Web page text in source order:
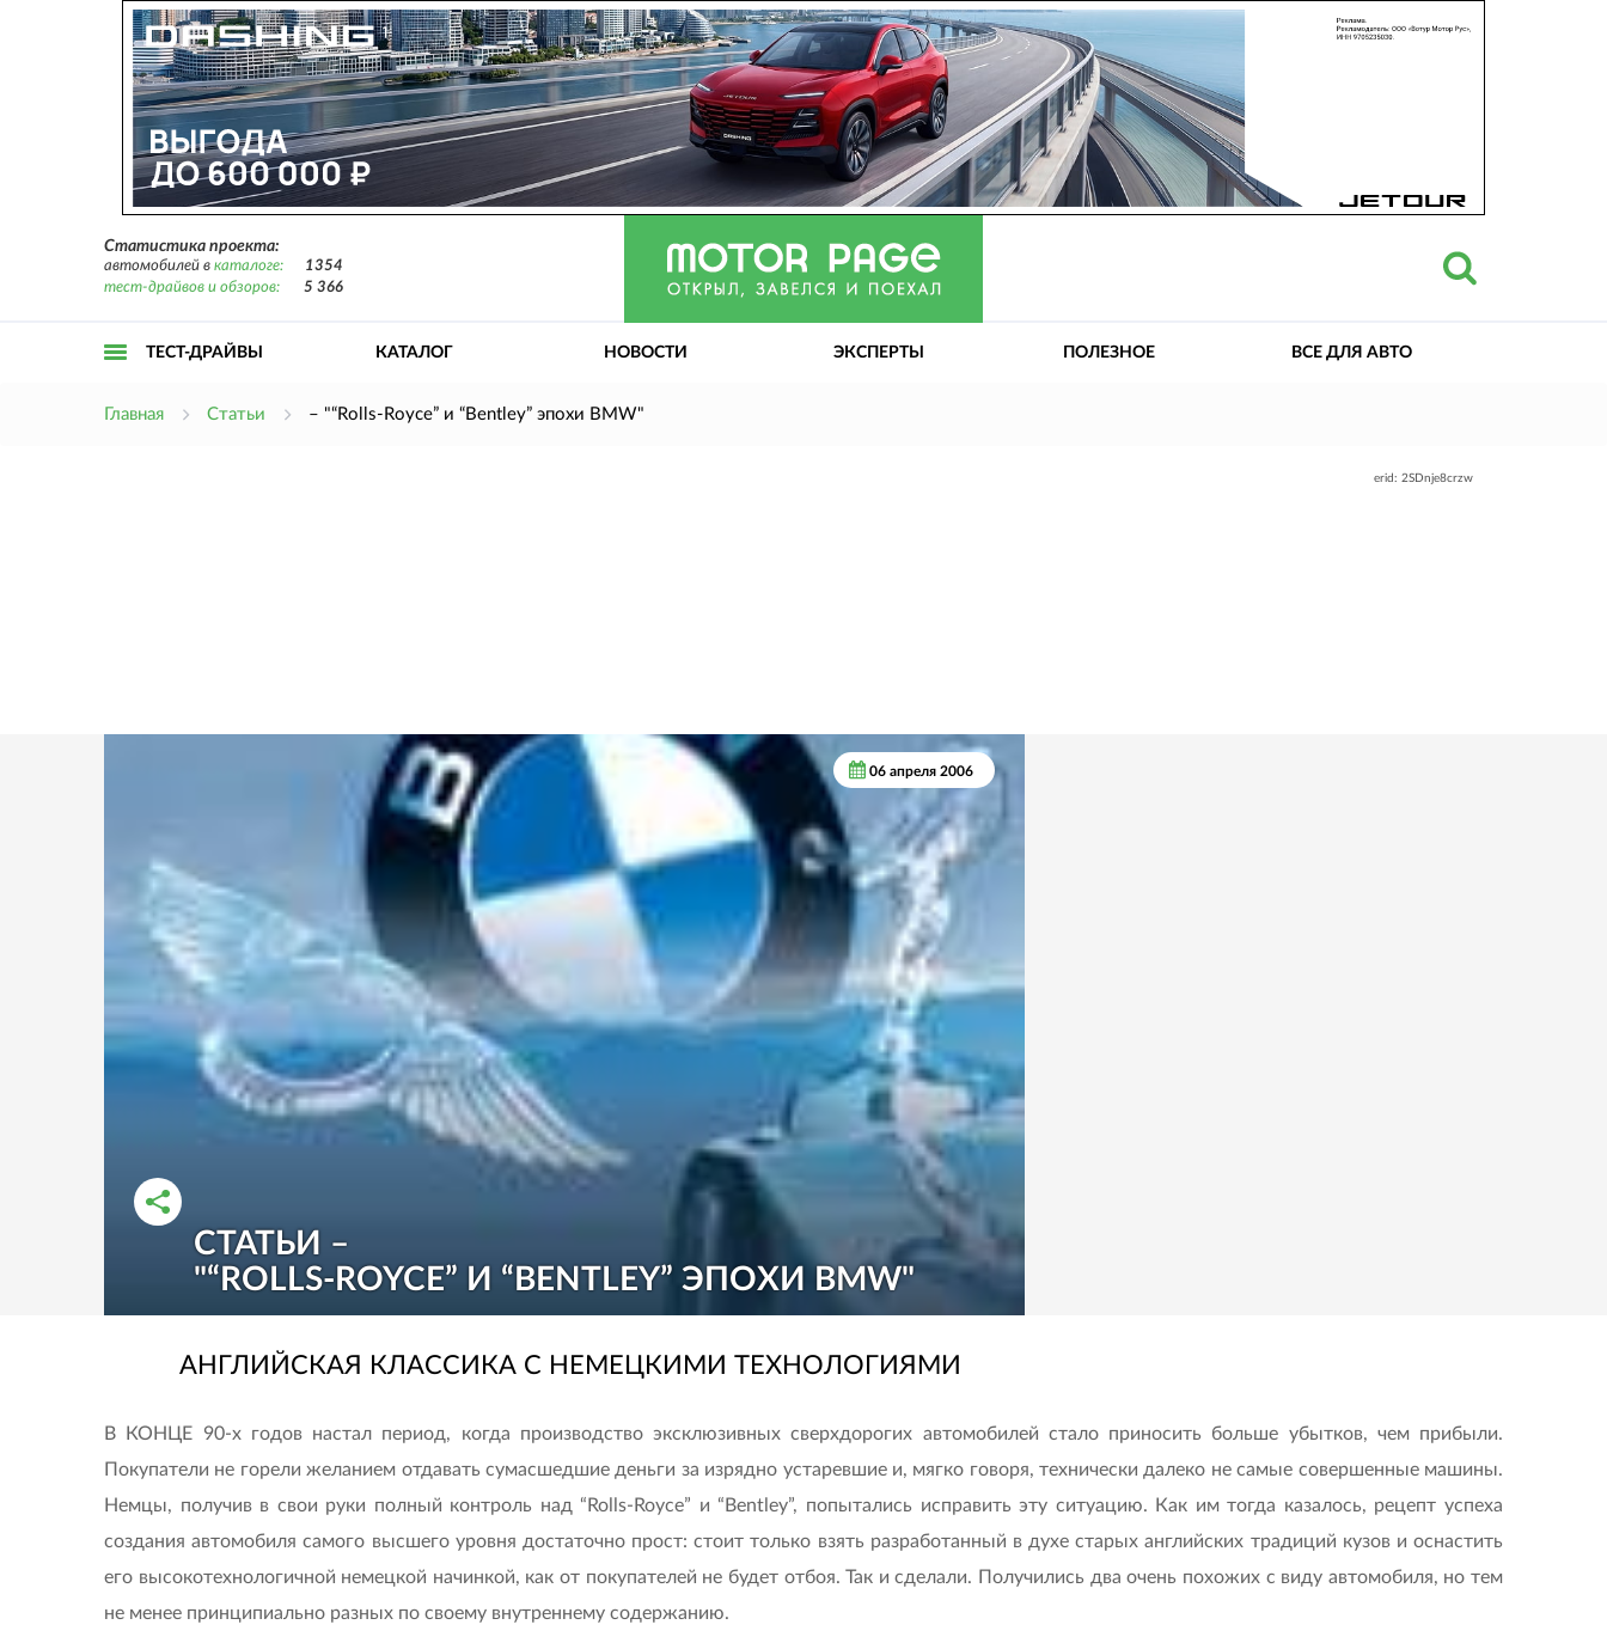
Статистика проекта:
автомобилей в каталоге:
1354
тест-драйвов и обзоров:
5 366
ТЕСТ-ДРАЙВЫ КАТАЛОГ НОВОСТИ ЭКСПЕРТЫ ПОЛЕЗНОЕ ВСЕ ДЛЯ АВТО
Главная Статьи – "“Rolls-Royce” и “Bentley” эпохи BMW"
erid: 2SDnje8crzw
СТАТЬИ –
"“ROLLS-ROYCE” И “BENTLEY” ЭПОХИ BMW"
06 апреля 2006
РАССКАЗАТЬ ВО ВКОНТАКТЕ
РАССКАЗАТЬ В ОДНОКЛАССНИКАХ
АНГЛИЙСКАЯ КЛАССИКА С НЕМЕЦКИМИ ТЕХНОЛОГИЯМИ
В КОНЦЕ 90-х годов настал период, когда производство эксклюзивных сверхдорогих автомобилей стало приносить больше убытков, чем прибыли.
Покупатели не горели желанием отдавать сумасшедшие деньги за изрядно устаревшие и, мягко говоря, технически далеко не самые совершенные машины.
Немцы, получив в свои руки полный контроль над “Rolls-Royce” и “Bentley”, попытались исправить эту ситуацию. Как им тогда казалось, рецепт успеха
создания автомобиля самого высшего уровня достаточно прост: стоит только взять разработанный в духе старых английских традиций кузов и оснастить
его высокотехнологичной немецкой начинкой, как от покупателей не будет отбоя. Так и сделали. Получились два очень похожих с виду автомобиля, но тем
не менее принципиально разных по своему внутреннему содержанию.